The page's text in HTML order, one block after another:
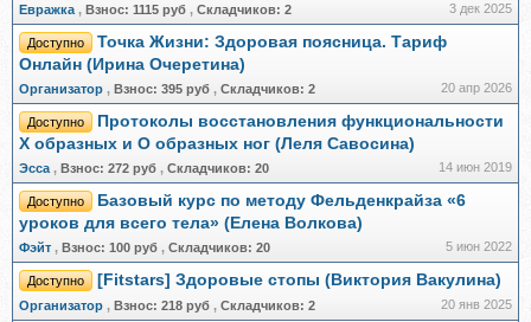
Евражкa , Взнос: 1115 руб , Складчиков: 2 3 дек 2025
Доступно
Точка Жизни: Здоровая поясница. Тариф
Онлайн (Ирина Очеретина)
Организатор , Взнос: 395 руб , Складчиков: 2 20 апр 2026
Доступно
Протоколы восстановления функциональности
X образных и О образных ног (Леля Савосина)
Эсса , Взнос: 272 руб , Складчиков: 20 14 июн 2019
Доступно
Базовый курс по методу Фельденкрайза «6
уроков для всего тела» (Елена Волкова)
Фэйт , Взнос: 100 руб , Складчиков: 20 5 июн 2022
Доступно [Fitstars] Здоровые стопы (Виктория Вакулина)
Организатор , Взнос: 218 руб , Складчиков: 2 20 янв 2025